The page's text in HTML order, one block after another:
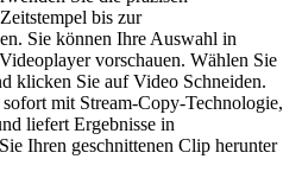
bis zur
Sie können Ihre Auswahl in
vorschauen. Wählen Sie
klicken Sie auf Video Schneiden.
mit Stream-Copy-Technologie,
liefert Ergebnisse in
Ihren geschnittenen Clip herunter